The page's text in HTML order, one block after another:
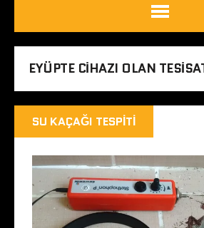
EYÜPTE CIHAZI OLAN
SU KAÇAĞI TESPITI